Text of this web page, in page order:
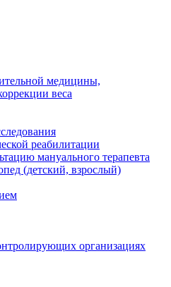
медицины,
веса
реабилитации
мануального терапевта
(детский, взрослый)
организациях